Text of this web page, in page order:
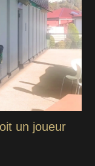
un joueur